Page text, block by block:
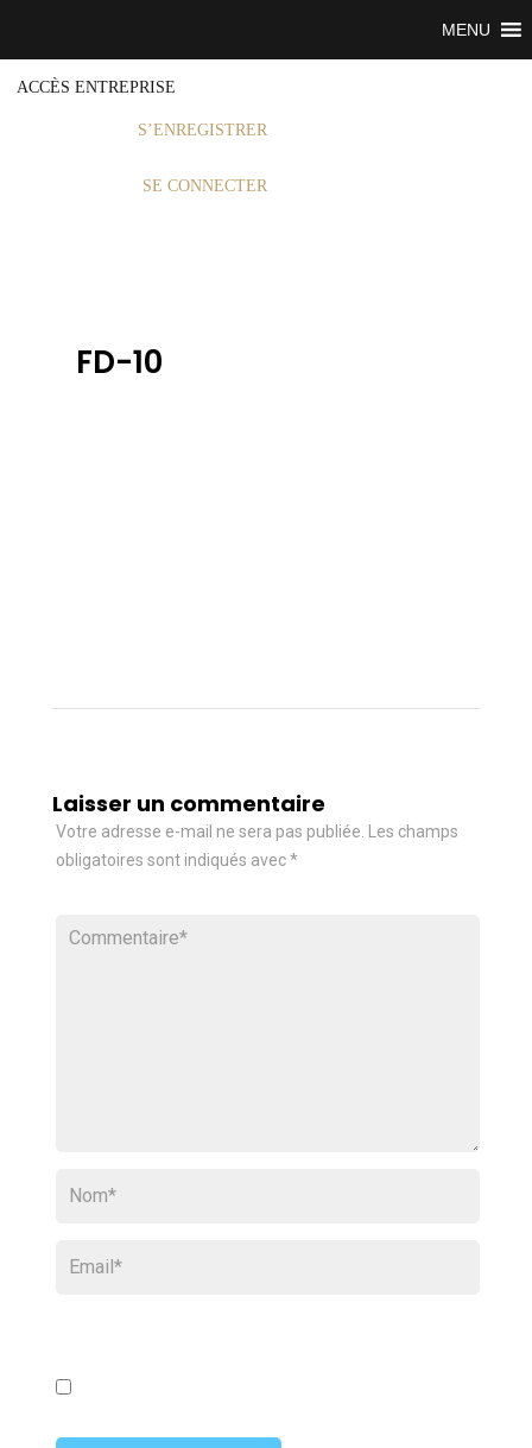
ACCÈS ENTREPRISE
S’ENREGISTRER
SE CONNECTER
MENU
FD-10
Laisser un commentaire
Votre adresse e-mail ne sera pas publiée.
Les champs
obligatoires sont indiqués avec*